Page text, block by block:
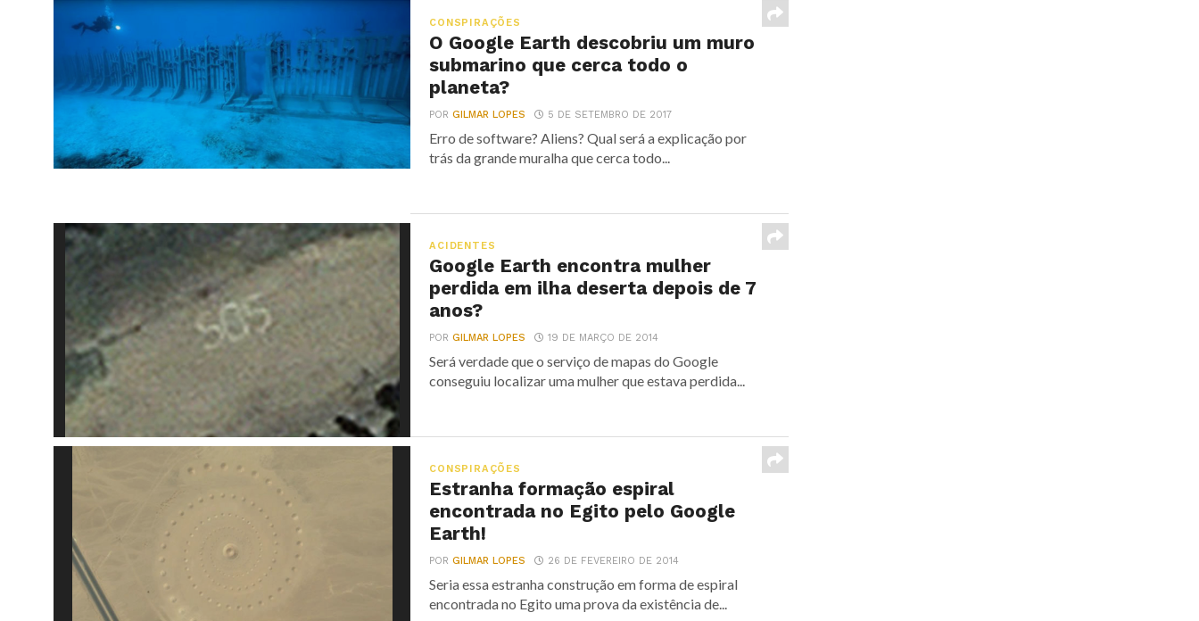
CONSPIRAÇÕES
O Google Earth descobriu um muro
submarino que cerca todo o
planeta?
PORGILMAR LOPES 5 DE SETEMBRO DE 2017
Erro de software? Aliens? Qual será a explicação por
trás da grande muralha que cerca todo...
ACIDENTES
Google Earth encontra mulher
perdida em ilha deserta depois de 7
anos?
PORGILMAR LOPES 19 DE MARÇO DE 2014
Será verdade que o serviço de mapas do Google
conseguiu localizar uma mulher que estava perdida...
CONSPIRAÇÕES
Estranha formação espiral
encontrada no Egito pelo Google
Earth!
PORGILMAR LOPES 26 DE FEVEREIRO DE 2014
Seria essa estranha construção em forma de espiral
encontrada no Egito uma prova da existência de...